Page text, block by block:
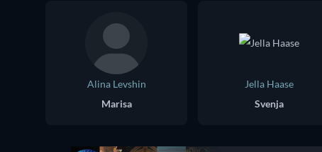
Alina Levshin
Marisa
Jella Haase
Svenja